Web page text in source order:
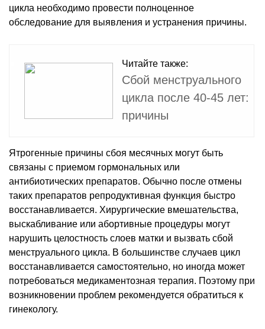
цикла необходимо провести полноценное
обследование для выявления и устранения причины.
Читайте также:
Сбой менструального
цикла после 40-45 лет:
причины
Ятрогенные причины сбоя месячных могут быть
связаны с приемом гормональных или
антибиотических препаратов. Обычно после отмены
таких препаратов репродуктивная функция быстро
восстанавливается. Хирургические вмешательства,
выскабливание или абортивные процедуры могут
нарушить целостность слоев матки и вызвать сбой
менструального цикла. В большинстве случаев цикл
восстанавливается самостоятельно, но иногда может
потребоваться медикаментозная терапия. Поэтому при
возникновении проблем рекомендуется обратиться к
гинекологу.